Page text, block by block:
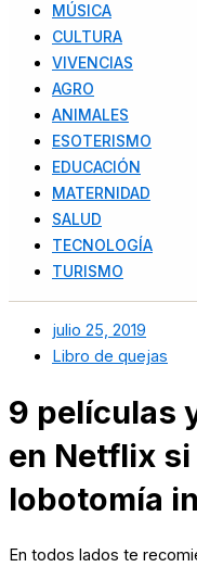
MÚSICA
CULTURA
VIVENCIAS
AGRO
ANIMALES
ESOTERISMO
EDUCACIÓN
MATERNIDAD
SALUD
TECNOLOGÍA
TURISMO
julio 25, 2019
Libro de quejas
9 películas
en Netflix
lobotomía
En todos lados te